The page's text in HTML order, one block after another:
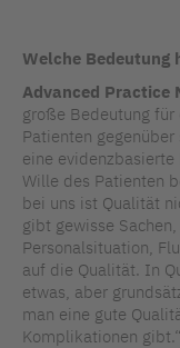
Welche Bedeutung
Advanced Practice
große Bedeutung
Patienten
eine
Wille des Patienten
bei uns ist Qualität
gibt gewisse
Personalsituation,
auf die Qualität. In
etwas, aber
man eine gute
Komplikationen gibt.“